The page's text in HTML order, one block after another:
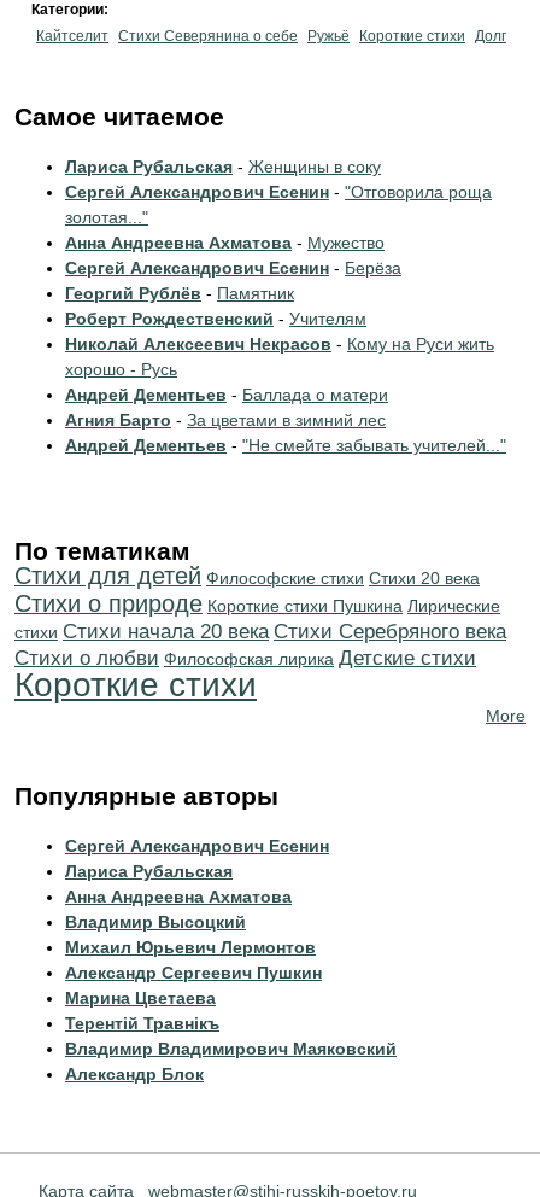
Категории:
Кайтселит Стихи Северянина о себе Ружьё Короткие стихи Долг
Самое читаемое
Лариса Рубальская - Женщины в соку
Сергей Александрович Есенин - "Отговорила роща
золотая..."
Анна Андреевна Ахматова - Мужество
Сергей Александрович Есенин - Берёза
Георгий Рублёв - Памятник
Роберт Рождественский - Учителям
Николай Алексеевич Некрасов - Кому на Руси жить
хорошо - Русь
Андрей Дементьев - Баллада о матери
Агния Барто - За цветами в зимний лес
Андрей Дементьев - "Не смейте забывать учителей..."
По тематикам
Стихи для детей Философские стихи Стихи 20 века
Стихи о природе Короткие стихи Пушкина Лирические
стихи Cтихи начала 20 века Cтихи Серебряного века
Стихи о любви Философская лирика Детские стихи
Короткие стихи
More
Популярные авторы
Сергей Александрович Есенин
Лариса Рубальская
Анна Андреевна Ахматова
Владимир Высоцкий
Михаил Юрьевич Лермонтов
Александр Сергеевич Пушкин
Марина Цветаева
Терентiй Травнiкъ
Владимир Владимирович Маяковский
Александр Блок
Карта сайта webmaster@stihi-russkih-poetov.ru